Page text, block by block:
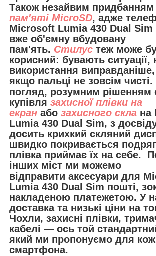
Також незайвим придбанням
пам'яті MicroSD, адже
Microsoft Lumia 430 Dual Sim
вже об'ємну вбудовану
пам'ять. Стилус теж може
корисний: бувають ситуації,
використання
якщо пальці не зовсім
погляд, розумним рішенням
купівля захисної плівки на
екран або захисного скла на
Lumia 430 Dual Sim, з
досить крихкий скляний
швидко покривається
плівка приймає їх на себе.
інших міст ми можемо
відправити аксесуари для
Lumia 430 Dual Sim пошті,
накладеною платежетою. У
доставка та низькі ціни на
Чохли, захисні плівки,
кабелі — ось той
який ми пропонуємо для
смартфона.